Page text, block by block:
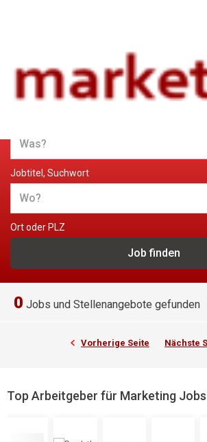
Jobs und Stellenangebote im
Marketing
Jobtitel, Suchwort
Ort oder PLZ
0 Jobs und Stellenangebote gefunden
Vorherige Seite Nächste
Top Arbeitgeber für Marketing Jobs